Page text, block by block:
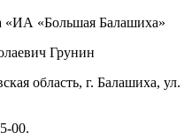
«Большая Балашиха»
Грунин
область, г. Балашиха, ул.
00.